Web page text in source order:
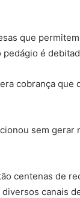
que
é
cobrança que
sem gerar
centenas de
canais